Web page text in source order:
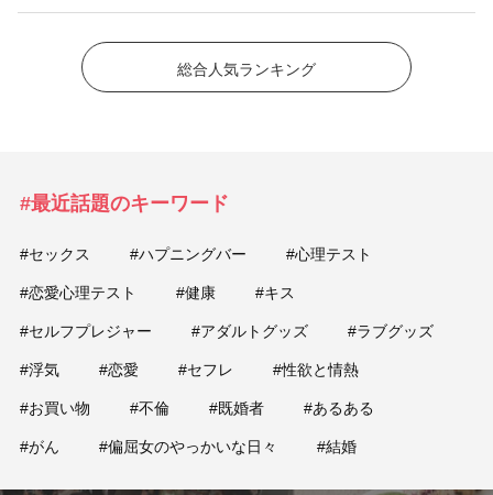
総合人気ランキング
#最近話題のキーワード
#セックス #ハプニングバー #心理テスト
#恋愛心理テスト #健康 #キス
#セルフプレジャー #アダルトグッズ #ラブグッズ
#浮気 #恋愛 #セフレ #性欲と情熱
#お買い物 #不倫 #既婚者 #あるある
#がん #偏屈女のやっかいな日々 #結婚